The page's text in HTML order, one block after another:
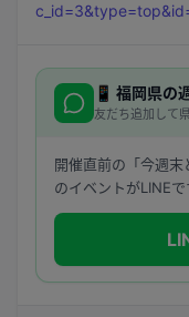
📱 福岡県の
友だち追加して
開催直前の「今週
のイベントがLINEで